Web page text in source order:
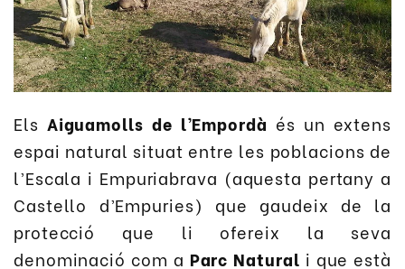
Els Aiguamolls de l’Empordà és un extens
espai natural situat entre les poblacions de
l’Escala i Empuriabrava (aquesta pertany a
Castello d’Empuries) que gaudeix de la
protecció que li ofereix la seva
denominació com a Parc Natural i que està